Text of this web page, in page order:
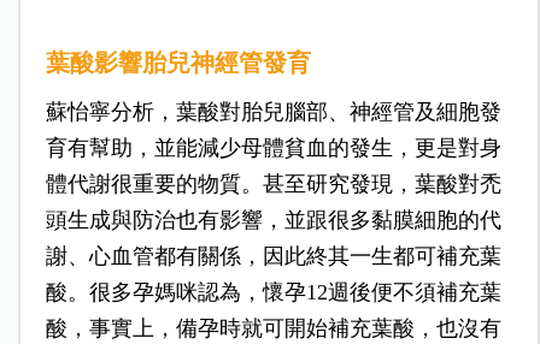
葉酸影響胎兒神經管發育
蘇怡寧分析，葉酸對胎兒腦部、神經管及細胞發
育有幫助，並能減少母體貧血的發生，更是對身
體代謝很重要的物質。甚至研究發現，葉酸對禿
頭生成與防治也有影響，並跟很多黏膜細胞的代
謝、心血管都有關係，因此終其一生都可補充葉
酸。很多孕媽咪認為，懷孕12週後便不須補充葉
酸，事實上，備孕時就可開始補充葉酸，也沒有